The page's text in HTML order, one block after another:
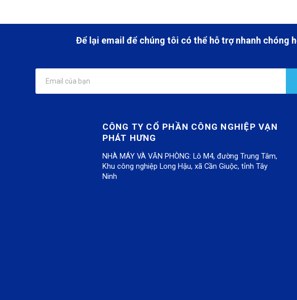
Để lại email để chúng tôi có thể hỗ trợ nhanh chóng
CÔNG TY CỔ PHẦN CÔNG NGHIỆP VẠN
PHÁT HƯNG
NHÀ MÁY VÀ VĂN PHÒNG: Lô M4, đường Trung Tâm,
Khu công nghiệp Long Hậu, xã Cần Giuộc, tỉnh Tây
Ninh